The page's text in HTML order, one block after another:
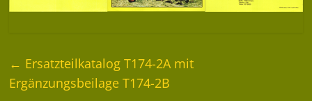
← Ersatzteilkatalog T174-2A mit
Ergänzungsbeilage T174-2B